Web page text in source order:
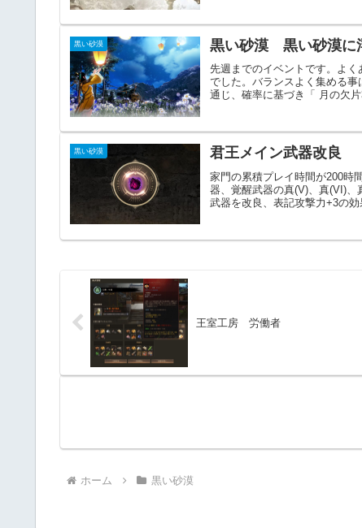
黒い砂漠 黒い砂漠 黒い砂漠に
先週までのイベントです。よ
でした。バランスよく集める
通じ、確率に基づき「 月の欠
黒い砂漠 君王メイン武器改良
家門の累積プレイ時間が200時
器、覚醒武器の真(V)、真(VI)
武器を改良、表記攻撃力+3の効
王室工房 労働者
ホーム 黒い砂漠